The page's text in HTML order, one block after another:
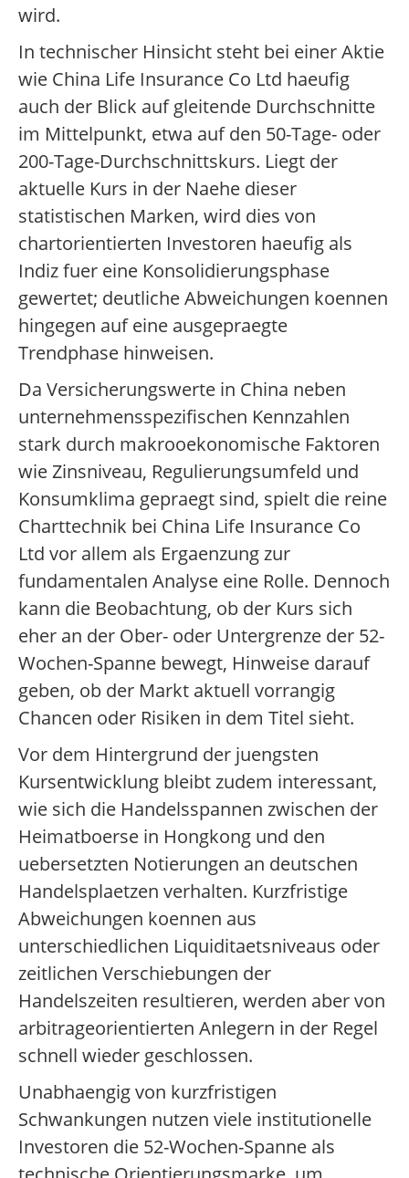
wird.
In technischer Hinsicht steht bei einer Aktie
wie China Life Insurance Co Ltd haeufig
auch der Blick auf gleitende Durchschnitte
im Mittelpunkt, etwa auf den 50-Tage- oder
200-Tage-Durchschnittskurs. Liegt der
aktuelle Kurs in der Naehe dieser
statistischen Marken, wird dies von
chartorientierten Investoren haeufig als
Indiz fuer eine Konsolidierungsphase
gewertet; deutliche Abweichungen koennen
hingegen auf eine ausgepraegte
Trendphase hinweisen.
Da Versicherungswerte in China neben
unternehmensspezifischen Kennzahlen
stark durch makrooekonomische Faktoren
wie Zinsniveau, Regulierungsumfeld und
Konsumklima gepraegt sind, spielt die reine
Charttechnik bei China Life Insurance Co
Ltd vor allem als Ergaenzung zur
fundamentalen Analyse eine Rolle. Dennoch
kann die Beobachtung, ob der Kurs sich
eher an der Ober- oder Untergrenze der 52-
Wochen-Spanne bewegt, Hinweise darauf
geben, ob der Markt aktuell vorrangig
Chancen oder Risiken in dem Titel sieht.
Vor dem Hintergrund der juengsten
Kursentwicklung bleibt zudem interessant,
wie sich die Handelsspannen zwischen der
Heimatboerse in Hongkong und den
uebersetzten Notierungen an deutschen
Handelsplaetzen verhalten. Kurzfristige
Abweichungen koennen aus
unterschiedlichen Liquiditaetsniveaus oder
zeitlichen Verschiebungen der
Handelszeiten resultieren, werden aber von
arbitrageorientierten Anlegern in der Regel
schnell wieder geschlossen.
Unabhaengig von kurzfristigen
Schwankungen nutzen viele institutionelle
Investoren die 52-Wochen-Spanne als